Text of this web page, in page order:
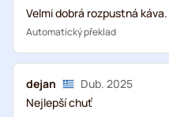
Velmi dobrá rozpustná káva.
Automatický překlad
dejan
Dub. 2025
Nejlepší chuť